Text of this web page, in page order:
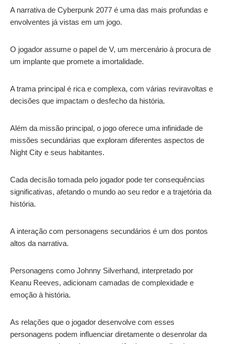
A narrativa de Cyberpunk 2077 é uma das mais profundas e
envolventes já vistas em um jogo.
O jogador assume o papel de V, um mercenário à procura de
um implante que promete a imortalidade.
A trama principal é rica e complexa, com várias reviravoltas e
decisões que impactam o desfecho da história.
Além da missão principal, o jogo oferece uma infinidade de
missões secundárias que exploram diferentes aspectos de
Night City e seus habitantes.
Cada decisão tomada pelo jogador pode ter consequências
significativas, afetando o mundo ao seu redor e a trajetória da
história.
A interação com personagens secundários é um dos pontos
altos da narrativa.
Personagens como Johnny Silverhand, interpretado por
Keanu Reeves, adicionam camadas de complexidade e
emoção à história.
As relações que o jogador desenvolve com esses
personagens podem influenciar diretamente o desenrolar da